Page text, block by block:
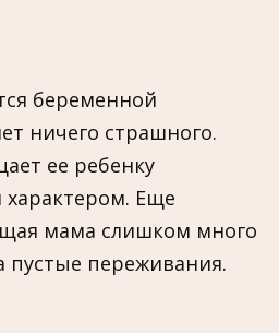
беременной
ничего страшного.
еe ребeнку
Ещe
мама слишком много
пустые переживания.